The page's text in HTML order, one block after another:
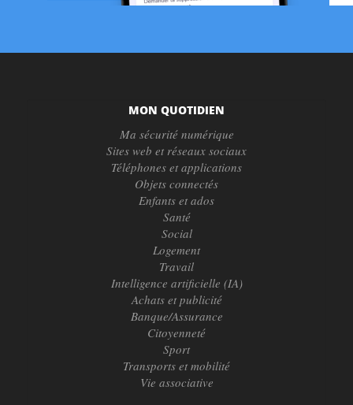
MON QUOTIDIEN
Ma sécurité numérique
Sites web et réseaux sociaux
Téléphones et applications
Objets connectés
Enfants et ados
Santé
Social
Logement
Travail
Intelligence artificielle (IA)
Achats et publicité
Banque/Assurance
Citoyenneté
Sport
Transports et mobilité
Vie associative